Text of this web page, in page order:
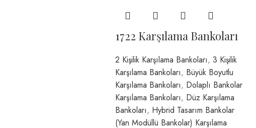
1722 Karşılama Bankoları
2 Kişilik Karşılama Bankoları, 3 Kişilik
Karşılama Bankoları, Büyük Boyutlu
Karşılama Bankoları, Dolaplı Bankolar
Karşılama Bankoları, Düz Karşılama
Bankoları, Hybrid Tasarım Bankolar
(Yan Modüllü Bankolar) Karşılama